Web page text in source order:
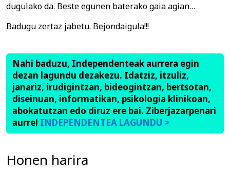
dugulako da. Beste egunen baterako gaia agian…
Badugu zertaz jabetu. Bejondaigula!!!
Nahi baduzu, Independenteak aurrera egin
dezan lagundu dezakezu. Idatziz, itzuliz,
janariz, irudigintzan, bideogintzan, bertsotan,
diseinuan, informatikan, psikologia klinikoan,
abokatutzan edo diruz ere bai. Ziberjazarpenari
aurre! INDEPENDENTEA LAGUNDU >
Honen harira